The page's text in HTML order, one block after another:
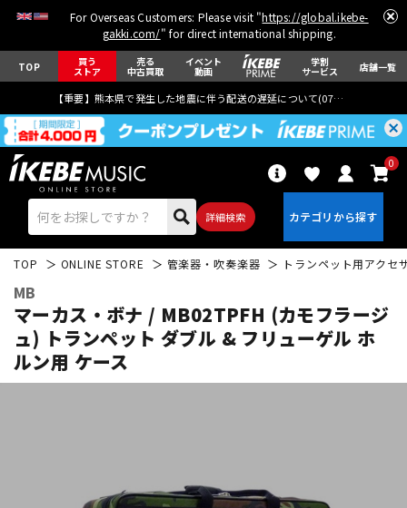
For Overseas Customers: Please visit "https://global.ikebe-
gakki.com/" for direct international shipping.
TOP 買う
ストア
売る
中古買取
イベント
動画
学割
サービス 店舗一覧
【重要】熊本県で発生した地震に伴う配送の遅延について(07月29日
詳細検索
0
エレキギター
ドラム パーカッション
TOP ONLINE STORE 管楽器・吹奏楽器 トランペット用アクセ
MB
マーカス・ボナ / MB02TPFH (カモフラージ
ュ) トランペット ダブル & フリューゲル ホ
ルン用 ケース